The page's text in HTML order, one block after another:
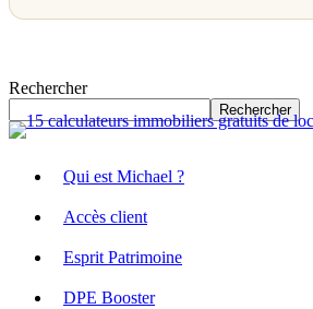
Rechercher
Rechercher
Qui est Michael ?
Accès client
Esprit Patrimoine
DPE Booster